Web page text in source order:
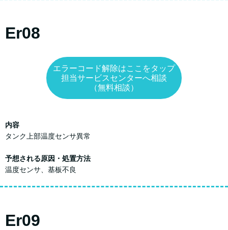
Er08
エラーコード解除はここをタップ
担当サービスセンターへ相談
（無料相談）
内容
タンク上部温度センサ異常
予想される原因・処置方法
温度センサ、基板不良
Er09